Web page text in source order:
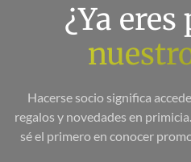
¿Ya eres
Hacerse socio significa
regalos y novedades en
sé el primero en conocer